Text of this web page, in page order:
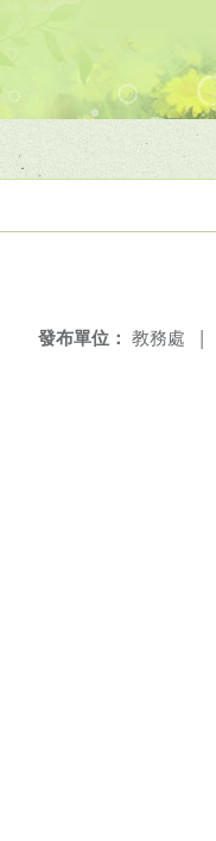
發布單位： 教務處 |